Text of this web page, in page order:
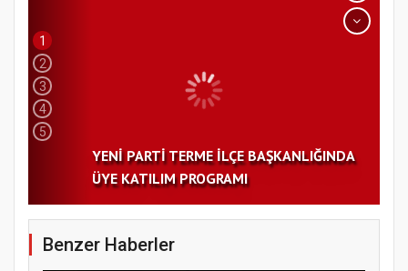
YENİ PARTİ TERME İLÇE BAŞKANLIĞINDA
ÜYE KATILIM PROGRAMI
1
2
3
4
5
Benzer Haberler